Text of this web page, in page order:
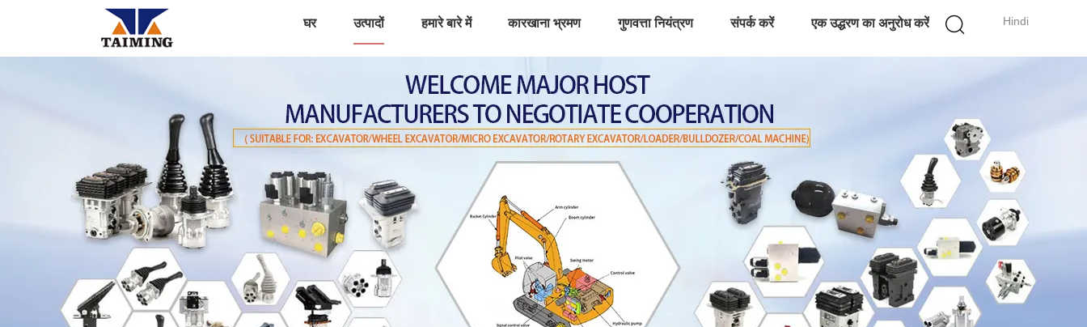
Hindi
घर उत्पादों हमारे बारे में कारखाना भ्रमण गुणवत्ता नियंत्रण संपर्क करें एक उद्धरण का अनुरोध करें